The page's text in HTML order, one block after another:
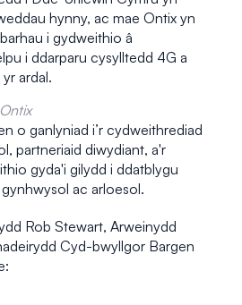
hynny, ac mae Ontix yn
i gydweithio â
i ddarparu cysylltedd 4G a
ardal.
o ganlyniad i’r cydweithrediad
partneriaid diwydiant, a'r
gyda'i gilydd i ddatblygu
ac arloesol.
Rob Stewart, Arweinydd
Cyd-bwyllgor Bargen